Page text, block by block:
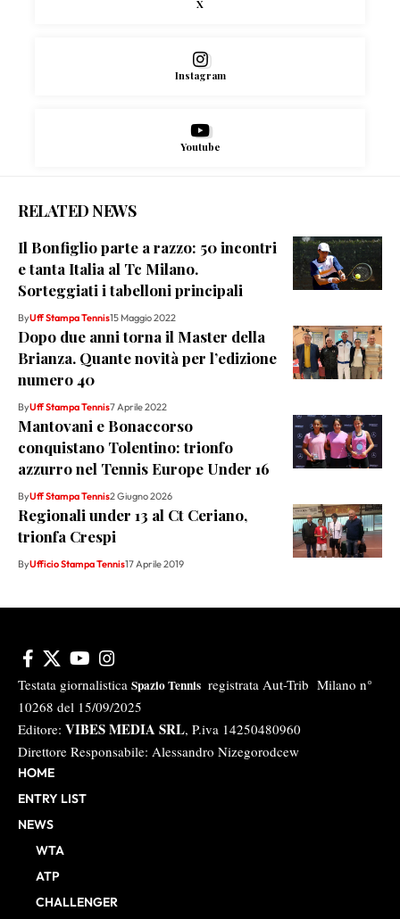
X
Instagram
Youtube
RELATED NEWS
Il Bonfiglio parte a razzo: 50 incontri
e tanta Italia al Tc Milano.
Sorteggiati i tabelloni principali
ByUff Stampa Tennis15 Maggio 2022
Dopo due anni torna il Master della
Brianza. Quante novità per l’edizione
numero 40
ByUff Stampa Tennis7 Aprile 2022
Mantovani e Bonaccorso
conquistano Tolentino: trionfo
azzurro nel Tennis Europe Under 16
ByUff Stampa Tennis2 Giugno 2026
Regionali under 13 al Ct Ceriano,
trionfa Crespi
ByUfficio Stampa Tennis17 Aprile 2019
Testata giornalistica Spazio Tennis registrata Aut-Trib Milano n°
10268 del 15/09/2025
Editore: VIBES MEDIA SRL, P.iva 14250480960
Direttore Responsabile: Alessandro Nizegorodcew
HOME
ENTRY LIST
NEWS
WTA
ATP
CHALLENGER